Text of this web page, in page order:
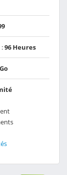
96 Heures